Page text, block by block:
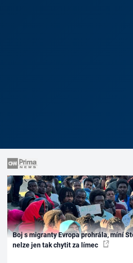
Boj s migranty Evropa prohrála, míní
nelze jen tak chytit za límec